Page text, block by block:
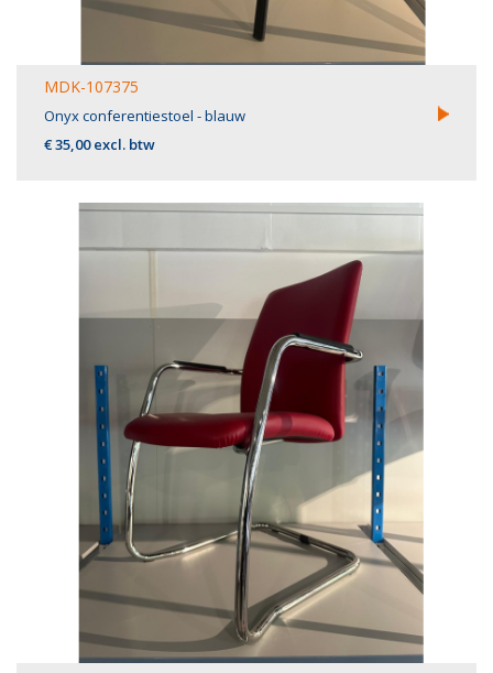
MDK-107375
Onyx conferentiestoel - blauw
€ 35,00 excl. btw